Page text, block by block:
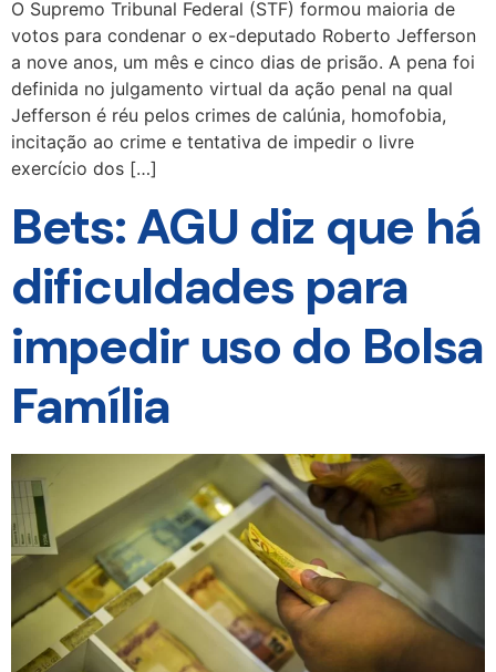
O Supremo Tribunal Federal (STF) formou maioria de
votos para condenar o ex-deputado Roberto Jefferson
a nove anos, um mês e cinco dias de prisão. A pena foi
definida no julgamento virtual da ação penal na qual
Jefferson é réu pelos crimes de calúnia, homofobia,
incitação ao crime e tentativa de impedir o livre
exercício dos […]
Bets: AGU diz que há
dificuldades para
impedir uso do Bolsa
Família